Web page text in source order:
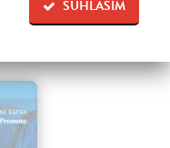
SÚHLASÍM